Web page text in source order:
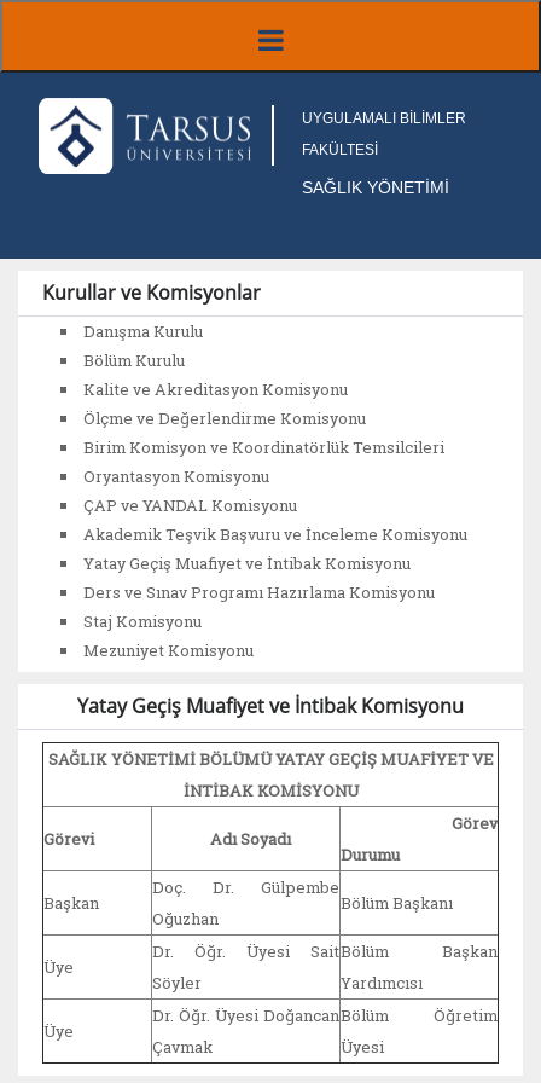
UYGULAMALI BİLİMLER
FAKÜLTESİ
SAĞLIK YÖNETİMİ
Kurullar ve Komisyonlar
Danışma Kurulu
Bölüm Kurulu
Kalite ve Akreditasyon Komisyonu
Ölçme ve Değerlendirme Komisyonu
Birim Komisyon ve Koordinatörlük Temsilcileri
Oryantasyon Komisyonu
ÇAP ve YANDAL Komisyonu
Akademik Teşvik Başvuru ve İnceleme Komisyonu
Yatay Geçiş Muafiyet ve İntibak Komisyonu
Ders ve Sınav Programı Hazırlama Komisyonu
Staj Komisyonu
Mezuniyet Komisyonu
Yatay Geçiş Muafiyet ve İntibak Komisyonu
SAĞLIK YÖNETİMİ BÖLÜMÜ YATAY GEÇİŞ MUAFİYET VE
İNTİBAK KOMİSYONU
Görevi Adı Soyadı
Görev
Durumu
Başkan
Doç. Dr. Gülpembe
Oğuzhan
Bölüm Başkanı
Üye
Dr. Öğr. Üyesi Sait
Söyler
Bölüm Başkan
Yardımcısı
Üye
Dr. Öğr. Üyesi Doğancan
Çavmak
Bölüm Öğretim
Üyesi